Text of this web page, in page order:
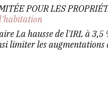
POUR LES
La hausse de l'IRL à 3,5
limiter les augmentations